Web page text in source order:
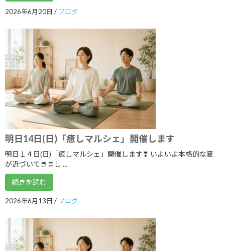
2022年3月
2022年2月
2022年1月
2021年12月
2021年11月
2021年10月
2021年9月
2021年8月
2021年7月
2021年6月
2021年5月
2021年3月
2021年2月
2026年6月20日 / ブログ
明日14日(日)「癒しマルシェ」開催します
明日１４日(日)「癒しマルシェ」開催します❣ いよいよ本格的な夏
が近づいてきまし ...
続きを読む
2026年6月13日 / ブログ